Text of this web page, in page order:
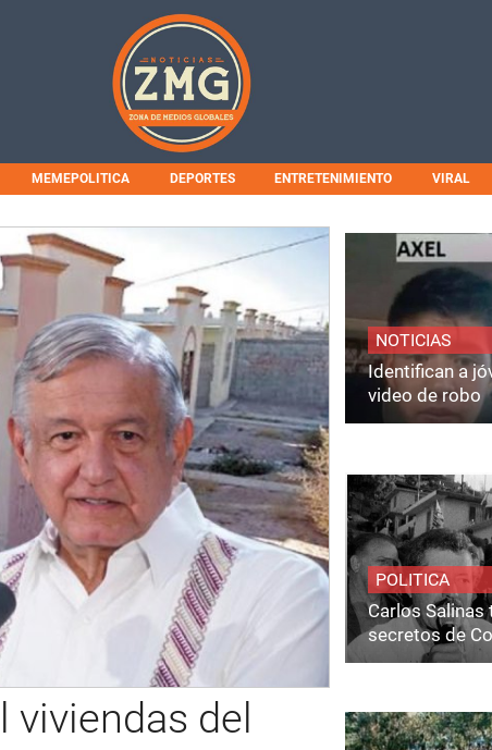
MEMEPOLITICA DEPORTES ENTRETENIMIENTO VIRAL
del
NOTICIAS
Identifican a
video de robo
POLITICA
Carlos Salinas
secretos de